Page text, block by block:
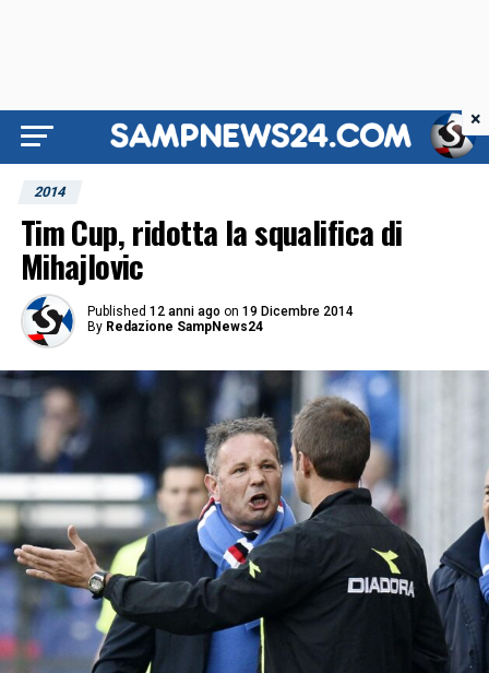
2014
Tim Cup, ridotta la squalifica di
Mihajlovic
Published 12 anni ago on 19 Dicembre 2014
By Redazione SampNews24
×